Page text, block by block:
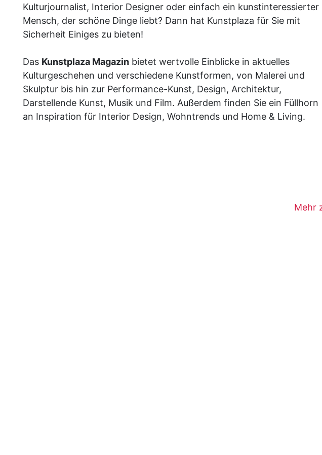
Kulturjournalist, Interior Designer oder einfach ein kunstinteressierter
Mensch, der schöne Dinge liebt? Dann hat Kunstplaza für Sie mit
Sicherheit Einiges zu bieten!
Das Kunstplaza Magazin bietet wertvolle Einblicke in aktuelles
Kulturgeschehen und verschiedene Kunstformen, von Malerei und
Skulptur bis hin zur Performance-Kunst, Design, Architektur,
Darstellende Kunst, Musik und Film. Außerdem finden Sie ein Füllhorn
an Inspiration für Interior Design, Wohntrends und Home & Living.
Mehr